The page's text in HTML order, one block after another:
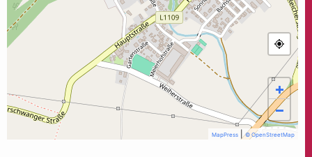
+
−
MapPress |© OpenStreetMap